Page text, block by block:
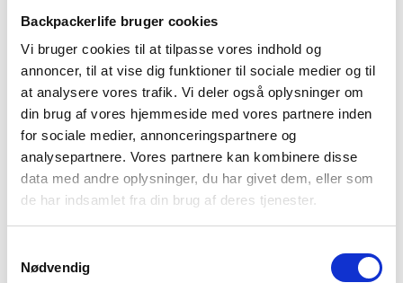
Backpackerlife bruger cookies
Vi bruger cookies til at tilpasse vores indhold og
annoncer, til at vise dig funktioner til sociale medier og til
at analysere vores trafik. Vi deler også oplysninger om
din brug af vores hjemmeside med vores partnere inden
for sociale medier, annonceringspartnere og
analysepartnere. Vores partnere kan kombinere disse
data med andre oplysninger, du har givet dem, eller som
de har indsamlet fra din brug af deres tjenester.
Nødvendig
Merrell
Vandresandaler dame –
Merrell Siena – Brun (Str.
36 tilbage)
799kr
Vandresandaler dame –
Merrell Speed Fusion Sport
RMX – Sort
949kr